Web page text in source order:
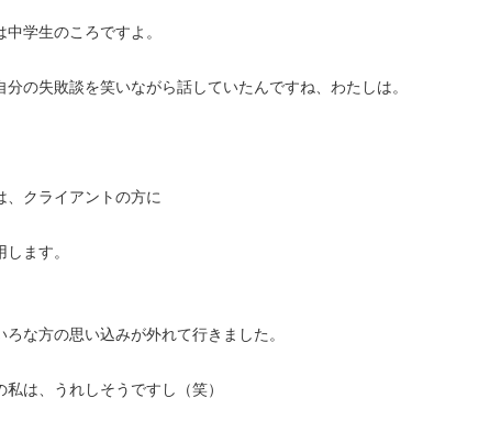
学生のころですよ。
の失敗談を笑いながら話していたんですね、わたしは。
、クライアントの方に
ます。
な方の思い込みが外れて行きました。
は、うれしそうですし（笑）